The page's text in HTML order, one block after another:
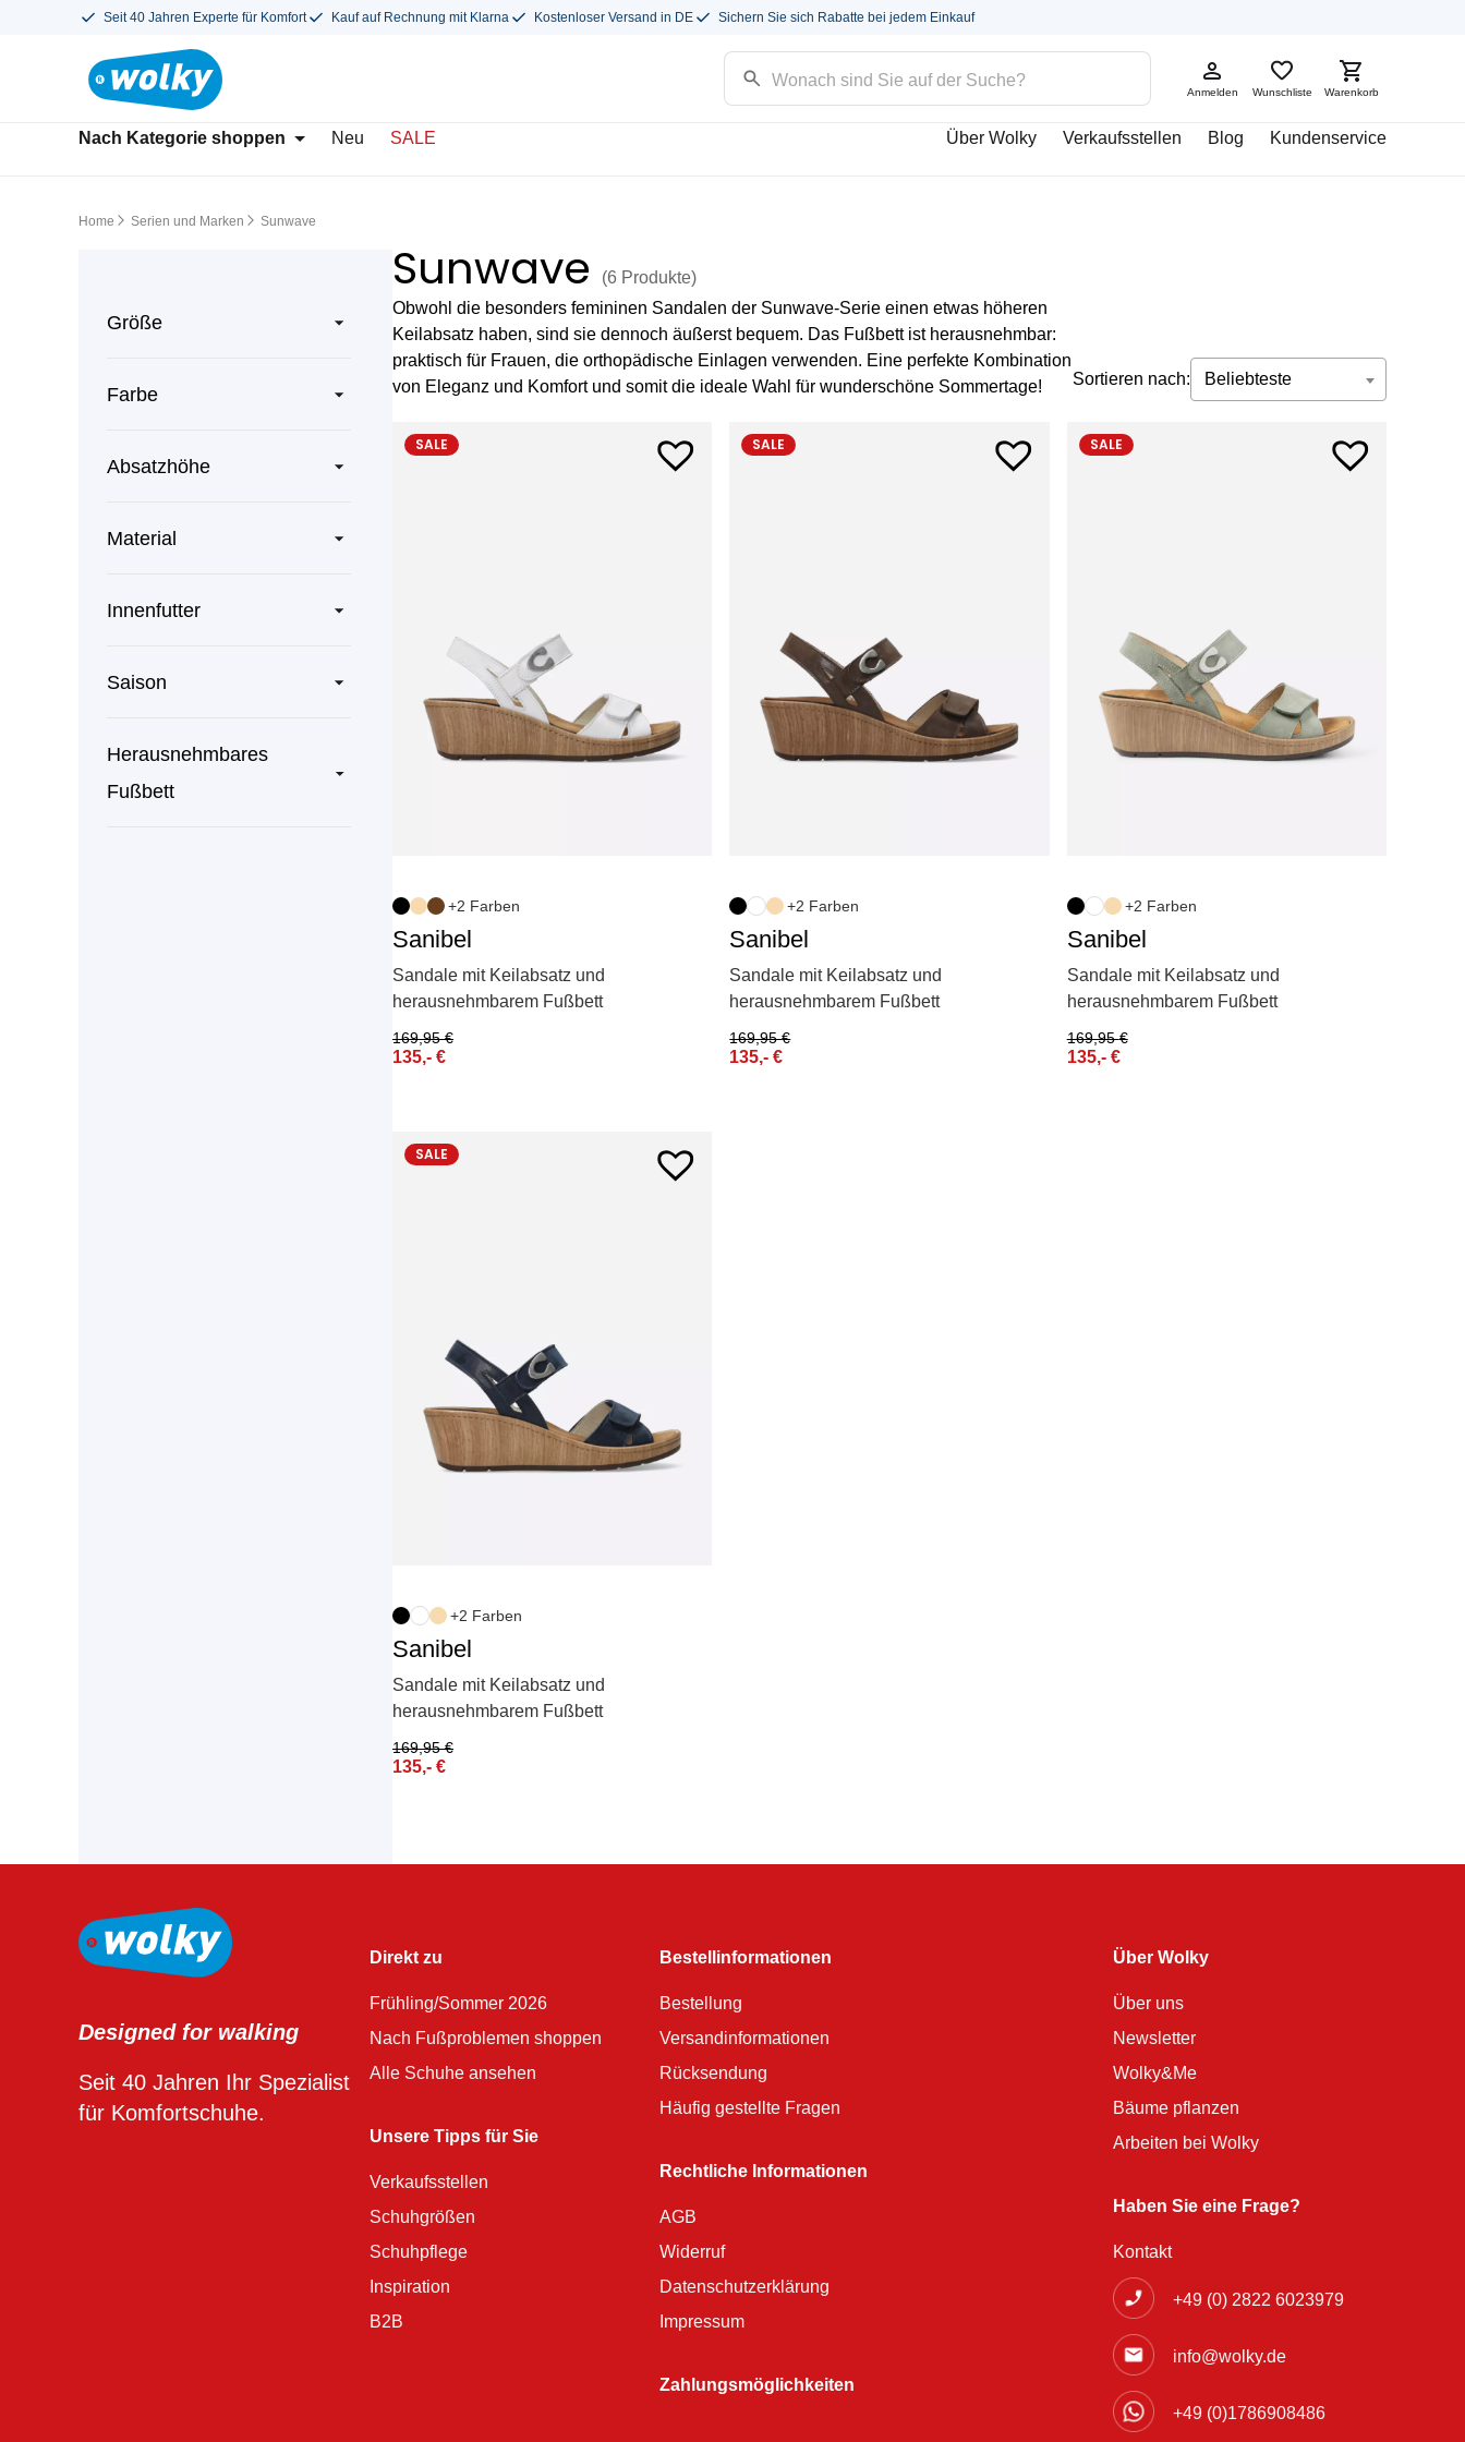
Seit 40 Jahren Experte für Komfort Kauf auf Rechnung mit Klarna Kostenloser Versand in DE Sichern Sie sich Rabatte bei jedem Einkauf
Anmelden Wunschliste Warenkorb
Nach Kategorie shoppen Neu SALE Über Wolky Verkaufsstellen Blog Kundenservice
Home Serien und Marken Sunwave
Größe
Farbe
Absatzhöhe
Material
Innenfutter
Saison
Herausnehmbares
Fußbett
Sunwave (6 Produkte)
Obwohl die besonders femininen Sandalen der Sunwave-Serie einen etwas höheren
Keilabsatz haben, sind sie dennoch äußerst bequem. Das Fußbett ist herausnehmbar:
praktisch für Frauen, die orthopädische Einlagen verwenden. Eine perfekte Kombination
von Eleganz und Komfort und somit die ideale Wahl für wunderschöne Sommertage!
Sortieren nach: Beliebteste
SALE
+2 Farben
Sanibel
Sandale mit Keilabsatz und
herausnehmbarem Fußbett
169,95€
135,- €
SALE
+2 Farben
Sanibel
Sandale mit Keilabsatz und
herausnehmbarem Fußbett
169,95€
135,-€
SALE
+2 Farben
Sanibel
Sandale mit Keilabsatz und
herausnehmbarem Fußbett
169,95€
135,- €
SALE
+2 Farben
Sanibel
Sandale mit Keilabsatz und
herausnehmbarem Fußbett
169,95€
135,- €
Designed for walking
Seit 40 Jahren Ihr Spezialist
für Komfortschuhe.
Direkt zu
Frühling/Sommer 2026
Nach Fußproblemen shoppen
Alle Schuhe ansehen
Unsere Tipps für Sie
Verkaufsstellen
Schuhgrößen
Schuhpflege
Inspiration
B2B
Bestellinformationen
Bestellung
Versandinformationen
Rücksendung
Häufig gestellte Fragen
Rechtliche Informationen
AGB
Widerruf
Datenschutzerklärung
Impressum
Zahlungsmöglichkeiten
Über Wolky
Über uns
Newsletter
Wolky&Me
Bäume pflanzen
Arbeiten bei Wolky
Haben Sie eine Frage?
Kontakt
+49 (0) 2822 6023979
info@wolky.de
+49 (0)1786908486